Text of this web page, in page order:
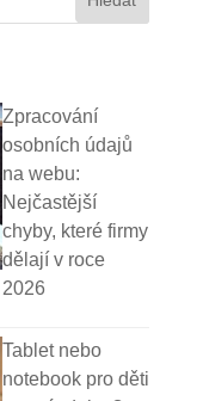
Zpracování
osobních údajů
na webu:
Nejčastější
chyby, které firmy
dělají v roce
2026
Tablet nebo
notebook pro děti